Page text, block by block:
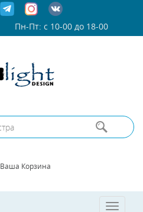
Пн-Пт: с 10-00 до 18-00
Ваша Корзина
Toggle